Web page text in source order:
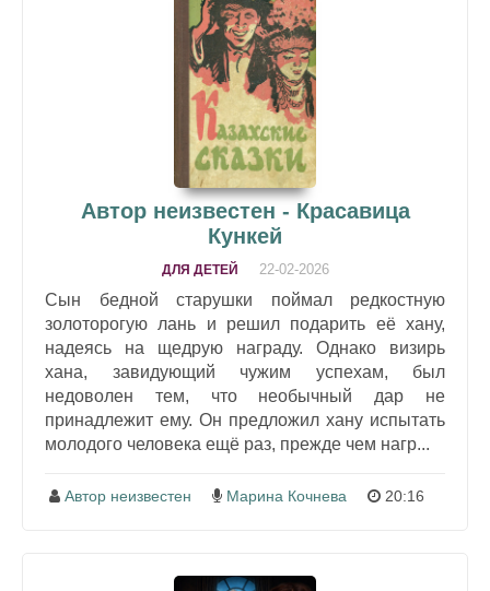
Автор неизвестен - Красавица
Кункей
ДЛЯ ДЕТЕЙ 22-02-2026
Сын бедной старушки поймал редкостную
золоторогую лань и решил подарить её хану,
надеясь на щедрую награду. Однако визирь
хана, завидующий чужим успехам, был
недоволен тем, что необычный дар не
принадлежит ему. Он предложил хану испытать
молодого человека ещё раз, прежде чем нагр...
Автор неизвестен Марина Кочнева 20:16